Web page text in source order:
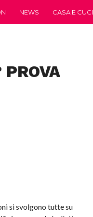
NEWS CASA E
si svolgono tutte su